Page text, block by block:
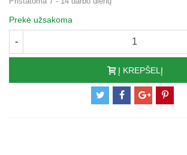
Prekė užsakoma
-
Į KREPŠELĮ